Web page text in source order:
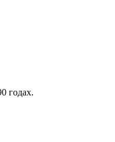
годах.